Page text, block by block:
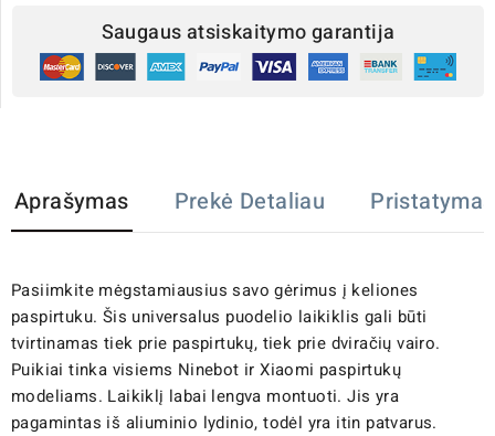
Saugaus atsiskaitymo garantija
Aprašymas Prekė Detaliau Pristatymas
Pasiimkite mėgstamiausius savo gėrimus į keliones
paspirtuku. Šis universalus puodelio laikiklis gali būti
tvirtinamas tiek prie paspirtukų, tiek prie dviračių vairo.
Puikiai tinka visiems Ninebot ir Xiaomi paspirtukų
modeliams. Laikiklį labai lengva montuoti. Jis yra
pagamintas iš aliuminio lydinio, todėl yra itin patvarus.